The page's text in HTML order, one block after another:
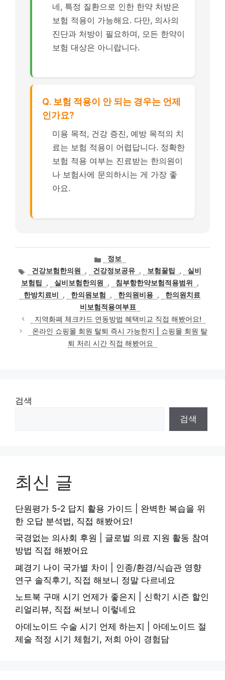
네, 특정 질환으로 인한 한약 처방은
보험 적용이 가능해요. 다만, 의사의
진단과 처방이 필요하며, 모든 한약이
보험 대상은 아니랍니다.
Q. 보험 적용이 안 되는 경우는 언제
인가요?
미용 목적, 건강 증진, 예방 목적의 치
료는 보험 적용이 어렵답니다. 정확한
보험 적용 여부는 진료받는 한의원이
나 보험사에 문의하시는 게 가장 좋
아요.
카
테
고
리
정보
태
그
건강보험한의원 , 건강정보공유 , 보험꿀팁 ,
실비
보험팁
, 실비보험한의원 , 침부항한약보험적용범위
,
한방치료비
, 한의원보험 , 한의원비용 ,
한의원치료
비보험적용여부표
지역화폐 체크카드 연동방법 혜택비교 직접 해봤어요!
온라인 쇼핑몰 회원 탈퇴 즉시 가능한지 | 쇼핑몰 회원 탈
퇴 처리 시간 직접 해봤어요
검색
검색
최신 글
단원평가 5-2 답지 활용 가이드 | 완벽한 복습을 위
한 오답 분석법, 직접 해봤어요!
국경없는 의사회 후원 | 글로벌 의료 지원 활동 참여
방법 직접 해봤어요
폐경기 나이 국가별 차이 | 인종/환경/식습관 영향
연구 솔직후기, 직접 해보니 정말 다르네요
노트북 구매 시기 언제가 좋은지 | 신학기 시즌 할인
리얼리뷰, 직접 써보니 이렇네요
아데노이드 수술 시기 언제 하는지 | 아데노이드 절
제술 적정 시기 체험기, 저희 아이 경험담